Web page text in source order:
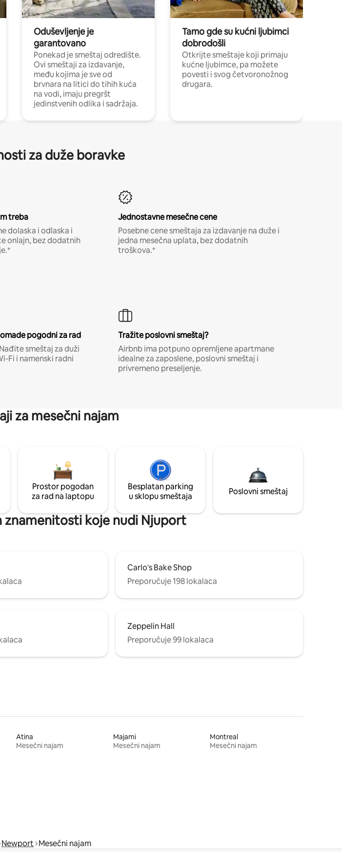
Oduševljenje je
garantovano
Ponekad je smeštaj odredište.
Ovi smeštaji za izdavanje,
među kojima je sve od
brvnara na litici do tihih kuća
na vodi, imaju pregršt
jedinstvenih odlika i sadržaja.
Tamo gde su kućni ljubimci
dobrodošli
Otkrijte smeštaje koji primaju
kućne ljubimce, pa možete
povesti i svog četvoronožnog
drugara.
za duže boravke
treba
dolaska i odlaska i
onlajn, bez dodatnih
Jednostavne mesečne cene
Posebne cene smeštaja za izdavanje na duže i
jedna mesečna uplata, bez dodatnih
troškova.*
pogodni za rad
smeštaj za duži
Fi i namenski radni
Tražite poslovni smeštaj?
Airbnb ima potpuno opremljene apartmane
idealne za zaposlene, poslovni smeštaj i
privremeno preseljenje.
za mesečni najam
Prostor pogodan
za rad na laptopu
Besplatan parking
u sklopu smeštaja
Poslovni smeštaj
znamenitosti koje nudi Njuport
Carlo's Bake Shop
Preporučuje 198 lokalaca
Zeppelin Hall
Preporučuje 99 lokalaca
Atina
Mesečni najam
Majami
Mesečni najam
Montreal
Mesečni najam
Newport Mesečni najam